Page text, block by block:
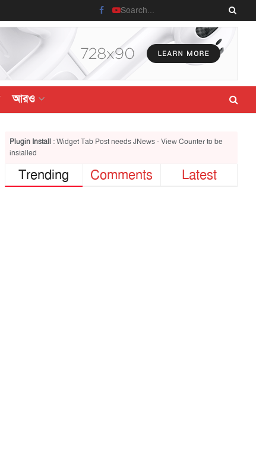
আরও
Plugin Install: Widget Tab Post needs JNews - View Counter to be
installed
Trending Comments Latest